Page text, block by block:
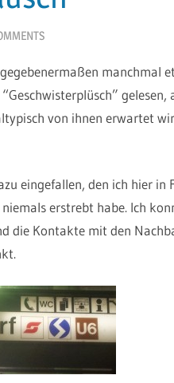
manchmal
gelesen,
von ihnen erwartet
eingefallen, den ich hier in
erstrebt habe. Ich
die Kontakte mit den